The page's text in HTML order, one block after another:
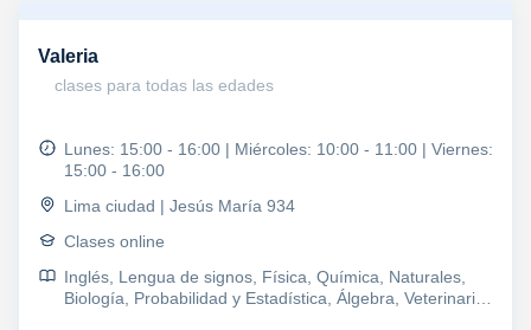
Valeria
clases para todas las edades
Lunes: 15:00 - 16:00 | Miércoles: 10:00 - 11:00 | Viernes:
15:00 - 16:00
Lima ciudad | Jesús María 934
Clases online
Inglés, Lengua de signos, Física, Química, Naturales,
Biología, Probabilidad y Estadística, Álgebra, Veterinaria,